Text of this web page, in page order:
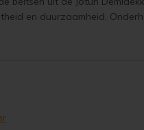
en duurzaamheid.